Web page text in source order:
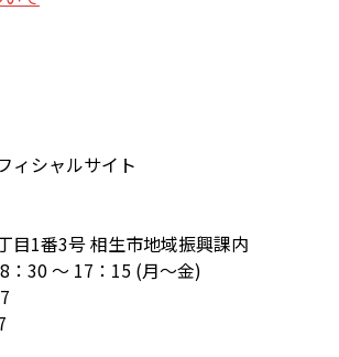
ィシャルサイト
目1番3号 相生市地域振興課内
30 ～ 17：15 (月～金)